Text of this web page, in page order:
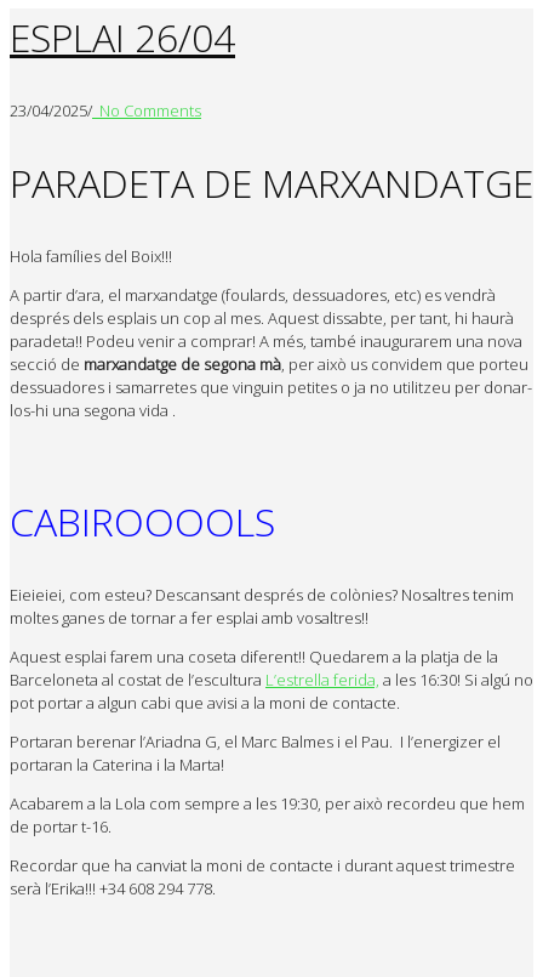
ESPLAI 26/04
23/04/2025/ No Comments
PARADETA DE MARXANDATGE
Hola famílies del Boix!!!
A partir d’ara, el marxandatge (foulards, dessuadores, etc) es vendrà
després dels esplais un cop al mes. Aquest dissabte, per tant, hi haurà
paradeta!! Podeu venir a comprar! A més, també inaugurarem una nova
secció de marxandatge de segona mà, per això us convidem que porteu
dessuadores i samarretes que vinguin petites o ja no utilitzeu per donar-
los-hi una segona vida .
CABIROOOOLS
Eieieiei, com esteu? Descansant després de colònies? Nosaltres tenim
moltes ganes de tornar a fer esplai amb vosaltres!!
Aquest esplai farem una coseta diferent!! Quedarem a la platja de la
Barceloneta al costat de l’escultura L’estrella ferida, a les 16:30! Si algú no
pot portar a algun cabi que avisi a la moni de contacte.
Portaran berenar l’Ariadna G, el Marc Balmes i el Pau. I l’energizer el
portaran la Caterina i la Marta!
Acabarem a la Lola com sempre a les 19:30, per això recordeu que hem
de portar t-16.
Recordar que ha canviat la moni de contacte i durant aquest trimestre
serà l’Erika!!! +34 608 294 778.